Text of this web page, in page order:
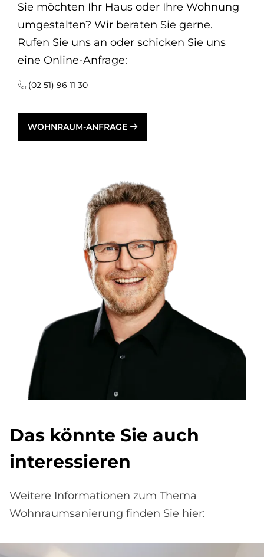
Sie möchten Ihr Haus oder Ihre Wohnung
umgestalten? Wir beraten Sie gerne.
Rufen Sie uns an oder schicken Sie uns
eine Online-Anfrage:
(02 51) 96 11 30
WOHNRAUM-ANFRAGE
Das könnte Sie auch
interessieren
Weitere Informationen zum Thema
Wohnraumsanierung finden Sie hier: